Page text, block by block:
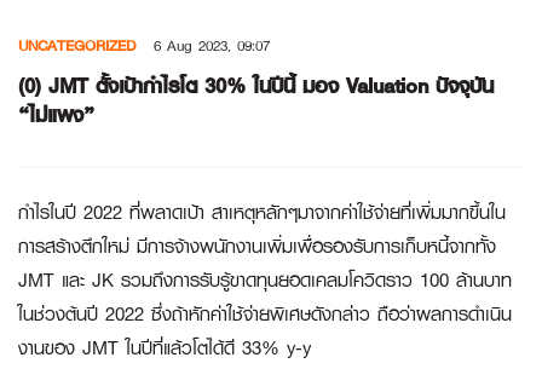
content
UNCATEGORIZED 6 Aug 2023, 09:07
(0) JMT ตั้งเป้ากำไรโต 30% ในปีนี้ มอง Valuation ปัจจุบัน
“ไม่แพง”
กำไรในปี 2022 ที่พลาดเป้า สาเหตุหลักๆมาจากค่าใช้จ่ายที่เพิ่มมากขึ้นใน
การสร้างตึกใหม่ มีการจ้างพนักงานเพิ่มเพื่อรองรับการเก็บหนี้จากทั้ง
JMT และ JK รวมถึงการรับรู้ขาดทุนยอดเคลมโควิดราว 100 ล้านบาท
ในช่วงต้นปี 2022 ซึ่งถ้าหักค่าใช้จ่ายพิเศษดังกล่าว ถือว่าผลการดำเนิน
งานของ JMT ในปีที่แล้วโตได้ดี 33% y-y